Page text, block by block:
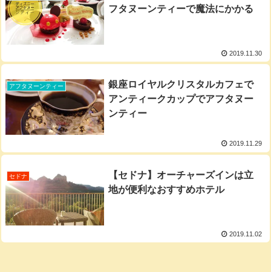
フタヌーンティーで魔法にかかる
2019.11.30
アフタヌーンティー
銀座ロイヤルクリスタルカフェで
アンティークカップでアフタヌー
ンティー
2019.11.29
セドナ
【セドナ】オーチャーズインは立
地が便利なおすすめホテル
2019.11.02